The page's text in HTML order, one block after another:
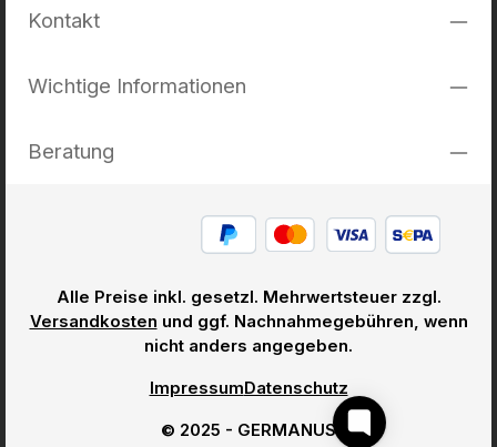
Kontakt
Wichtige Informationen
Beratung
Alle Preise inkl. gesetzl. Mehrwertsteuer zzgl.
Versandkosten und ggf. Nachnahmegebühren, wenn
nicht anders angegeben.
© 2025 - GERMANUS
ImpressumDatenschutz